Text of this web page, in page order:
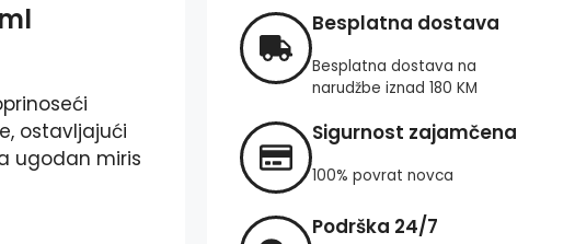
ostavljajući
ugodan miris
Besplatna dostava
Besplatna dostava na
narudžbe iznad 180 KM
Sigurnost zajamčena
100% povrat novca
Podrška 24/7